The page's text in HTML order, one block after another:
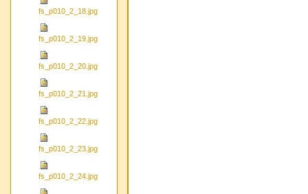
fs_p010_2_18.jpg
fs_p010_2_19.jpg
fs_p010_2_20.jpg
fs_p010_2_21.jpg
fs_p010_2_22.jpg
fs_p010_2_23.jpg
fs_p010_2_24.jpg